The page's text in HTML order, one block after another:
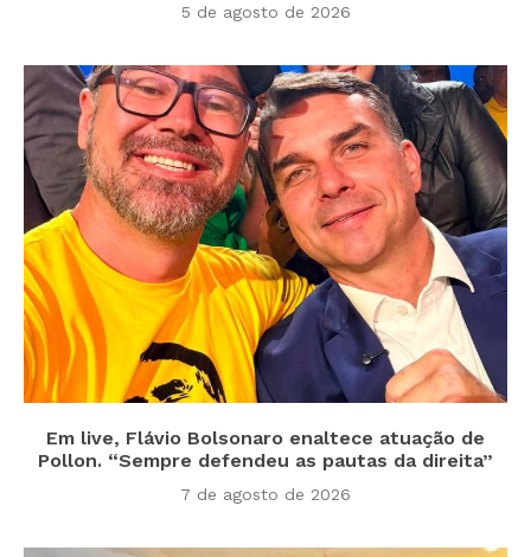
5 de agosto de 2026
Em live, Flávio Bolsonaro enaltece atuação de
Pollon. “Sempre defendeu as pautas da direita”
7 de agosto de 2026